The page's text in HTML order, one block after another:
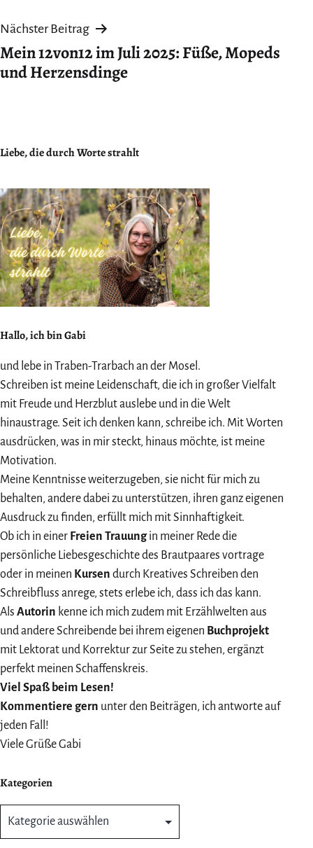
Nächster Beitrag
Mein 12von12 im Juli 2025: Füße, Mopeds
und Herzensdinge
Liebe, die durch Worte strahlt
Hallo, ich bin Gabi
und lebe in Traben-Trarbach an der Mosel.
Schreiben ist meine Leidenschaft, die ich in großer Vielfalt
mit Freude und Herzblut auslebe und in die Welt
hinaustrage. Seit ich denken kann, schreibe ich. Mit Worten
ausdrücken, was in mir steckt, hinaus möchte, ist meine
Motivation.
Meine Kenntnisse weiterzugeben, sie nicht für mich zu
behalten, andere dabei zu unterstützen, ihren ganz eigenen
Ausdruck zu finden, erfüllt mich mit Sinnhaftigkeit.
Ob ich in einer Freien Trauungin meiner Rede die
persönliche Liebesgeschichte des Brautpaares vortrage
oder in meinen Kursen durch Kreatives Schreiben den
Schreibfluss anrege, stets erlebe ich, dass ich das kann.
Als Autorin kenne ich mich zudem mit Erzählwelten aus
und andere Schreibende bei ihrem eigenen Buchprojekt
mit Lektorat und Korrektur zur Seite zu stehen, ergänzt
perfekt meinen Schaffenskreis.
Viel Spaß beim Lesen!
Kommentiere gern unter den Beiträgen, ich antworte auf
jeden Fall!
Viele Grüße Gabi
Kategorien
Kategorien